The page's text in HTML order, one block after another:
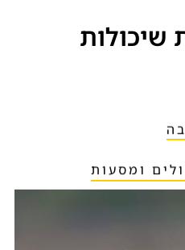
שיכולות
ומסעות